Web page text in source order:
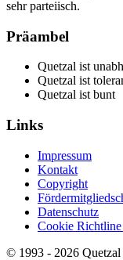
sehr parteiisch.
Präambel
Quetzal ist
Quetzal ist
Quetzal ist bunt
Links
Impressum
Kontakt
Copyright
Datenschutz
Cookie
© 1993 - 2026